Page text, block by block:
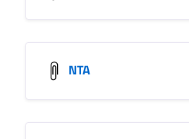
NTA